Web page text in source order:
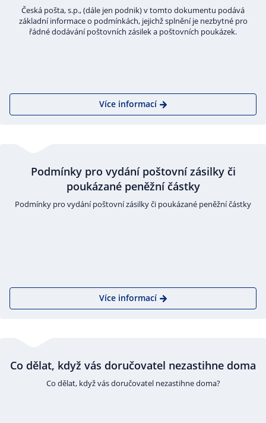
Česká pošta, s.p., (dále jen podnik) v tomto dokumentu podává
základní informace o podmínkách, jejichž splnění je nezbytné pro
řádné dodávání poštovních zásilek a poštovních poukázek.
Více informací
Podmínky pro vydání poštovní zásilky či
poukázané peněžní částky
Podmínky pro vydání poštovní zásilky či poukázané peněžní částky
Více informací
Co dělat, když vás doručovatel nezastihne doma
Co dělat, když vás doručovatel nezastihne doma?